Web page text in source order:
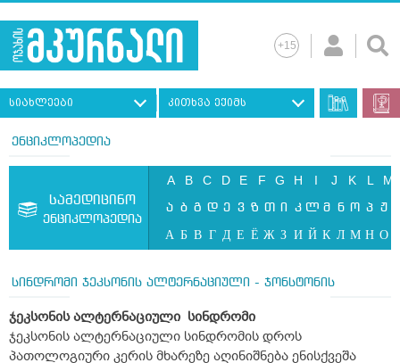
სიახლეები კითხვა ექიმს
ენციკლოპედია
სამედიცინო
ენციკლოპედია
A B C D E F G H I J K L M
ა ბ გ დ ე ვ ზ თ ი კ ლ მ ნ ო პ ჟ
А Б В Г Д Е Ё Ж З И Й К Л М Н О
სინდრომი ჯეკსონის ალტერნაციული - ჯონსტონის
ჯეკსონის ალტერნაციული სინდრომი
ჯეკსონის ალტერნაციული სინდრომის დროს
პათოლოგიური კერის მხარეზე აღინიშნება ენისქვეშა